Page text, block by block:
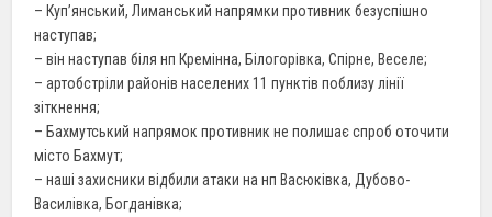
– Куп’янський, Лиманський напрямки противник безуспішно
наступав;
– він наступав біля нп Кремінна, Білогорівка, Спірне, Веселе;
– артобстріли районів населених 11 пунктів поблизу лінії
зіткнення;
– Бахмутський напрямок противник не полишає спроб оточити
місто Бахмут;
– наші захисники відбили атаки на нп Васюківка, Дубово-
Василівка, Богданівка;